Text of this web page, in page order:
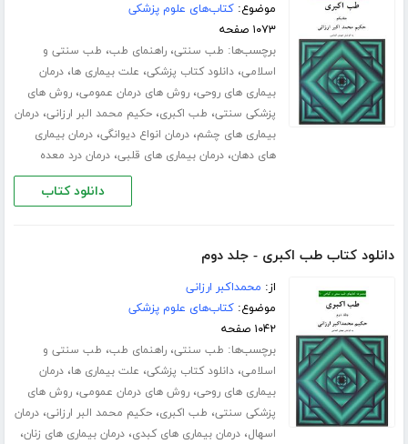
موضوع:کتاب‌های علوم پزشکی
۱۰۷۳ صفحه
برچسب‌ها: طب سنتی،راهنمای طب، طب سنتی و
اسلامی،دانلود کتاب پزشکی، علت بیماری ها،درمان
بیماری های روحی،روش های درمان عمومی،روش های
پزشکی سنتی، طب اکبری،حکیم محمد البر ارزانی،درمان
بیماری های چشم،درمان انواع دیوانگی،درمان بیماری
های دهان،درمان بیماری های قلبی،درمان درد معده
دانلود کتاب
دانلود کتاب طب اکبری - جلد دوم
از: محمداکبر ارزانی
موضوع:کتاب‌های علوم پزشکی
۱۰۴۲ صفحه
برچسب‌ها: طب سنتی،راهنمای طب، طب سنتی و
اسلامی،دانلود کتاب پزشکی، علت بیماری ها،درمان
بیماری های روحی،روش های درمان عمومی،روش های
پزشکی سنتی، طب اکبری،حکیم محمد البر ارزانی،درمان
اسهال،درمان بیماری های کبدی،درمان بیماری های زنان،